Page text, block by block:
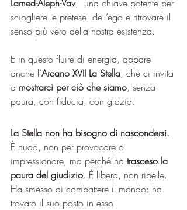
Lamed-Aleph-Vav,  una chiave potente per
sciogliere le pretese  dell’ego e ritrovare il
senso più vero della nostra esistenza.
E in questo fluire di energia, appare
anche l’Arcano XVII La Stella, che ci invita
a mostrarci per ciò che siamo, senza
paura, con fiducia, con grazia.
La Stella non ha bisogno di nascondersi.
È nuda, non per provocare o
impressionare, ma perché ha trasceso la
paura del giudizio. È libera, non ribelle.
Ha smesso di combattere il mondo: ha
trovato il suo posto in esso.